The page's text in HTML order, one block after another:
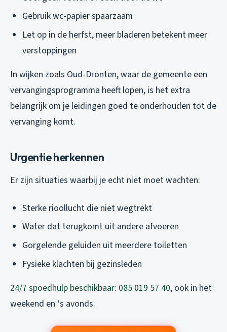
Gebruik wc-papier spaarzaam
Let op in de herfst, meer bladeren betekent meer
verstoppingen
In wijken zoals Oud-Dronten, waar de gemeente een
vervangingsprogramma heeft lopen, is het extra
belangrijk om je leidingen goed te onderhouden tot de
vervanging komt.
Urgentie herkennen
Er zijn situaties waarbij je echt niet moet wachten:
Sterke rioollucht die niet wegtrekt
Water dat terugkomt uit andere afvoeren
Gorgelende geluiden uit meerdere toiletten
Fysieke klachten bij gezinsleden
24/7 spoedhulp beschikbaar: 085 019 57 40, ook in het
weekend en ‘s avonds.